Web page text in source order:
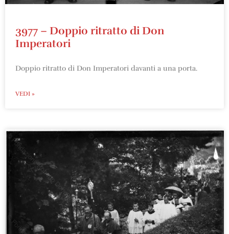
3977 – Doppio ritratto di Don
Imperatori
Doppio ritratto di Don Imperatori davanti a una porta.
VEDI »